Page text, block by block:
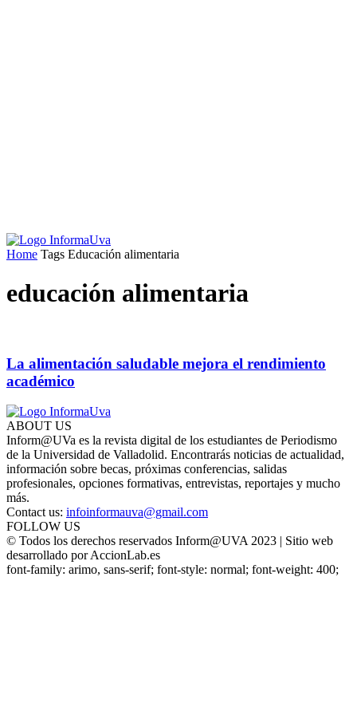
Home Tags Educación alimentaria
educación alimentaria
La alimentación saludable mejora el rendimiento
académico
ABOUT US
Inform@UVa es la revista digital de los estudiantes de Periodismo
de la Universidad de Valladolid. Encontrarás noticias de actualidad,
información sobre becas, próximas conferencias, salidas
profesionales, opciones formativas, entrevistas, reportajes y mucho
más.
Contact us: infoinformauva@gmail.com
FOLLOW US
© Todos los derechos reservados Inform@UVA 2023 | Sitio web
desarrollado por AccionLab.es
font-family: arimo, sans-serif; font-style: normal; font-weight: 400;